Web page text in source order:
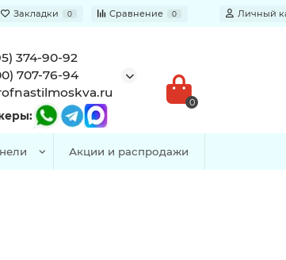
Закладки 0 Сравнение 0 Личный
374-90-92
707-76-94
0
Акции и распродажи